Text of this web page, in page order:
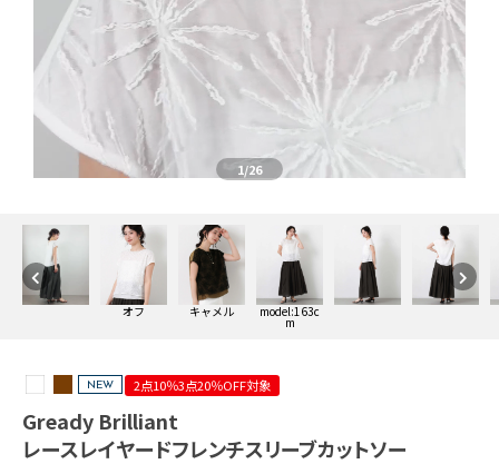
1/26
オフ キャメル model:163c
m
NEW 2点10％3点20％OFF対象
Gready Brilliant
レースレイヤードフレンチスリーブカットソー